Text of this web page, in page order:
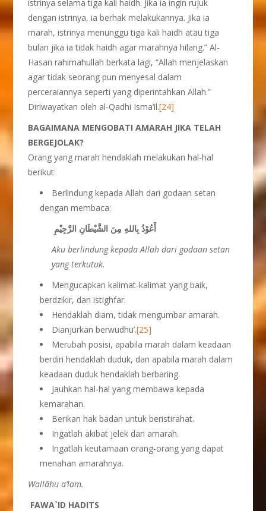
istrinya selama tiga kali haidh. Jika ia ingin rujuk
dengan istrinya, ia berhak melakukannya. Jika ia
marah, istrinya menunggu tiga kali haidh atau tiga
bulan jika ia tidak haidh agar marahnya hilang.” Al-
Hasan rahimahullah berkata lagi, “Allah menjelaskan
agar tidak seorang pun menyesal dalam
perceraiannya seperti yang diperintahkan Allah.”
Diriwayatkan oleh al-Qadhi Isma’il.[24]
BAGAIMANA MENGOBATI AMARAH JIKA TELAH
BERGEJOLAK?
Orang yang marah hendaklah melakukan hal-hal
berikut:
Berlindung kepada Allah dari godaan setan
dengan membaca:
أَعُوْذُ بِاللهِ مِنَ الشَّيْطَانِ الرَّجِيْمِ
Aku berlindung kepada Allah dari godaan setan
yang terkutuk.
Mengucapkan kalimat-kalimat yang baik,
berdzikir, dan istighfar.
Hendaklah diam, tidak mengumbar amarah.
Dianjurkan berwudhu’.[25]
Merubah posisi, apabila marah dalam keadaan
berdiri hendaklah duduk, dan apabila marah dalam
keadaan duduk hendaklah berbaring.
Jauhkan hal-hal yang membawa kepada
kemarahan.
Berikan hak badan untuk beristirahat.
Ingatlah akibat jelek dari amarah.
Ingatlah keutamaan orang-orang yang dapat
menahan amarahnya.
Wallâhu a’lam.
FAWA`ID HADITS